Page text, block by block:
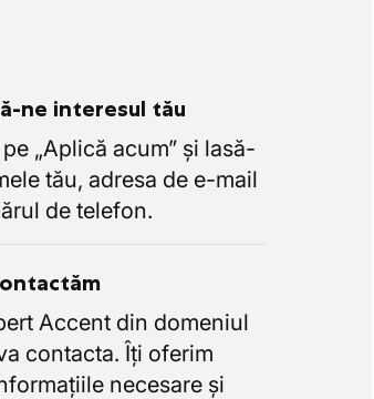
ne interesul tău
„Aplică acum” și lasă-
tău, adresa de e-mail
de telefon.
Accent din domeniul
contacta. Îți oferim
necesare și